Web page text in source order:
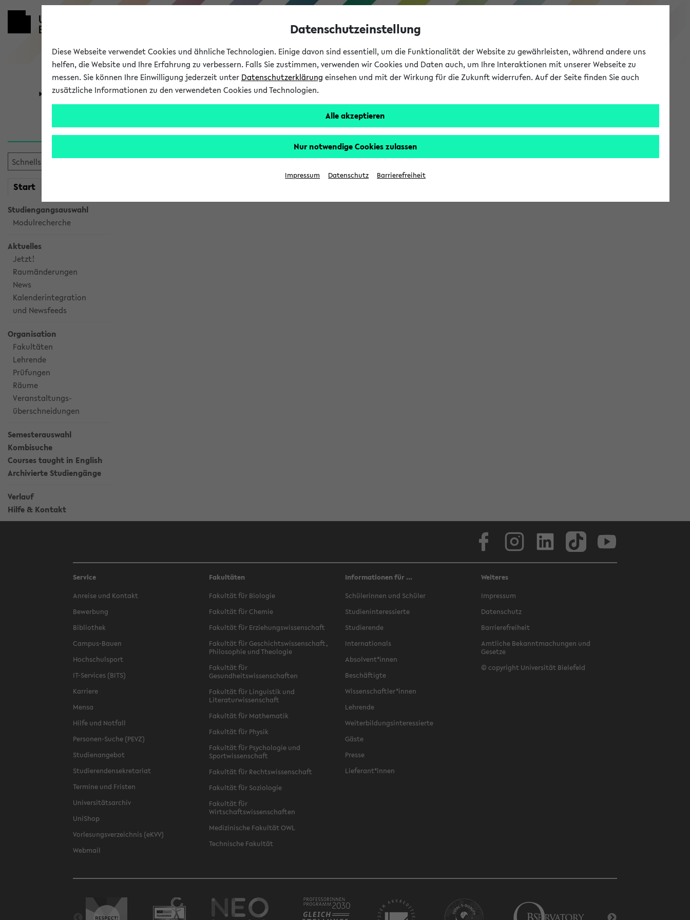
eKVV
Universität Forschung Studium
Start
Studiengangsauswahl
Modulrecherche
Aktuelles
Jetzt!
Raumänderungen
News
Kalenderintegration
und Newsfeeds
Organisation
Fakultäten
Lehrende
Prüfungen
Räume
Veranstaltungs-
überschneidungen
Semesterauswahl
Kombisuche
Courses taught in English
Archivierte Studiengänge
Verlauf
Hilfe & Kontakt
Verlauf
Service
Anreise und Kontakt
Bewerbung
Bibliothek
Campus-Bauen
Hochschulsport
IT-Services (BITS)
Karriere
Mensa
Hilfe und Notfall
Personen-Suche (PEVZ)
Studienangebot
Studierendensekretariat
Termine und Fristen
Universitätsarchiv
UniShop
Vorlesungsverzeichnis (eKVV)
Webmail
Fakultäten
Fakultät für Biologie
Fakultät für Chemie
Fakultät für Erziehungswissenschaft
Fakultät für Geschichtswissenschaft,
Philosophie und Theologie
Fakultät für
Gesundheitswissenschaften
Fakultät für Linguistik und
Literaturwissenschaft
Fakultät für Mathematik
Fakultät für Physik
Fakultät für Psychologie und
Sportwissenschaft
Fakultät für Rechtswissenschaft
Fakultät für Soziologie
Fakultät für
Wirtschaftswissenschaften
Medizinische Fakultät OWL
Technische Fakultät
Informationen für ...
Schülerinnen und Schüler
Studieninteressierte
Studierende
Internationals
Absolvent*innen
Beschäftigte
Wissenschaftler*innen
Lehrende
Weiterbildungsinteressierte
Gäste
Presse
Lieferant*innen
Weiteres
Impressum
Datenschutz
Barrierefreiheit
Amtliche Bekanntmachungen und
Gesetze
© copyright Universität Bielefeld
Datenschutzeinstellung
Diese Webseite verwendet Cookies und ähnliche Technologien. Einige davon sind essentiell, um die Funktionalität der Website zu gewährleisten, während andere uns
helfen, die Website und Ihre Erfahrung zu verbessern. Falls Sie zustimmen, verwenden wir Cookies und Daten auch, um Ihre Interaktionen mit unserer Webseite zu
messen. Sie können Ihre Einwilligung jederzeit unter Datenschutzerklärung einsehen und mit der Wirkung für die Zukunft widerrufen. Auf der Seite finden Sie auch
zusätzliche Informationen zu den verwendeten Cookies und Technologien.
Alle akzeptieren
Nur notwendige Cookies zulassen
Impressum Datenschutz Barrierefreiheit